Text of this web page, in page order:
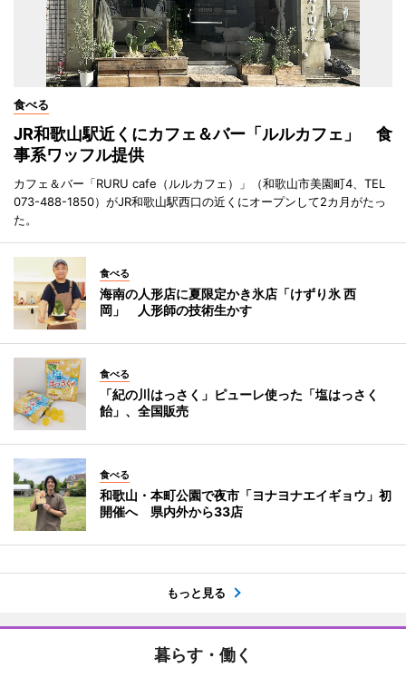
食べる
JR和歌山駅近くにカフェ＆バー「ルルカフェ」 食
事系ワッフル提供
カフェ＆バー「RURU cafe（ルルカフェ）」（和歌山市美園町4、TEL
073-488-1850）がJR和歌山駅西口の近くにオープンして2カ月がたっ
た。
食べる
海南の人形店に夏限定かき氷店「けずり氷 西
岡」 人形師の技術生かす
食べる
「紀の川はっさく」ピューレ使った「塩はっさく
飴」、全国販売
食べる
和歌山・本町公園で夜市「ヨナヨナエイギョウ」初
開催へ 県内外から33店
もっと見る
暮らす・働く